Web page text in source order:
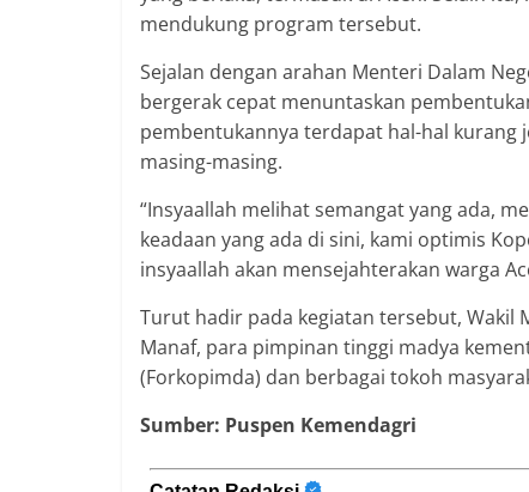
mendukung program tersebut.
Sejalan dengan arahan Menteri Dalam
bergerak cepat menuntaskan
pembentukannya terdapat hal-hal kurang
masing-masing.
“Insyaallah melihat semangat yang ada,
keadaan yang ada di sini, kami optimis
insyaallah akan mensejahterakan warga
Turut hadir pada kegiatan tersebut, Wakil
Manaf, para pimpinan tinggi madya
(Forkopimda) dan berbagai tokoh
Sumber: Puspen Kemendagri